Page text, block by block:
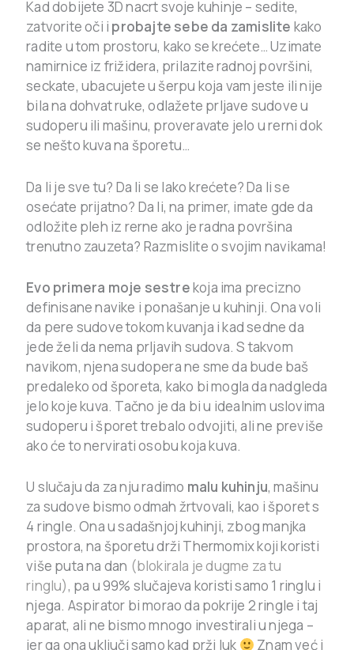
Kad dobijete 3D nacrt svoje kuhinje – sedite,
zatvorite oči i probajte sebe da zamislite kako
radite u tom prostoru, kako se krećete… Uzimate
namirnice iz frižidera, prilazite radnoj površini,
seckate, ubacujete u šerpu koja vam jeste ili nije
bila na dohvat ruke, odlažete prljave sudove u
sudoperu ili mašinu, proveravate jelo u rerni dok
se nešto kuva na šporetu…
Da li je sve tu? Da li se lako krećete? Da li se
osećate prijatno? Da li, na primer, imate gde da
odložite pleh iz rerne ako je radna površina
trenutno zauzeta? Razmislite o svojim navikama!
Evo primera moje sestrekoja ima precizno
definisane navike i ponašanje u kuhinji. Ona voli
da pere sudove tokom kuvanja i kad sedne da
jede želi da nema prljavih sudova. S takvom
navikom, njena sudopera ne sme da bude baš
predaleko od šporeta, kako bi mogla da nadgleda
jelo koje kuva. Tačno je da bi u idealnim uslovima
sudoperu i šporet trebalo odvojiti, ali ne previše
ako će to nervirati osobu koja kuva.
U slučaju da za nju radimo malu kuhinju, mašinu
za sudove bismo odmah žrtvovali, kao i šporet s
4 ringle. Ona u sadašnjoj kuhinji, zbog manjka
prostora, na šporetu drži Thermomix koji koristi
više puta na dan (blokirala je dugme za tu
ringlu), pa u 99% slučajeva koristi samo 1 ringlu i
njega. Aspirator bi morao da pokrije 2 ringle i taj
aparat, ali ne bismo mnogo investirali u njega –
jer ga ona uključi samo kad prži luk
Znam već i